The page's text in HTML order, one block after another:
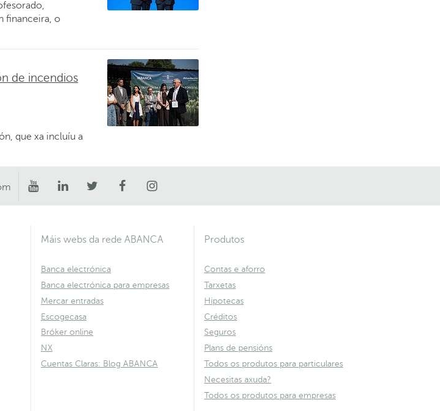
financeira, o
de incendios
que xa incluíu a
Máis webs da rede ABANCA
Banca electrónica
Banca electrónica para empresas
Mercar entradas
Escogecasa
Bróker online
NX
Cuentas Claras: Blog ABANCA
Produtos
Contas e aforro
Tarxetas
Hipotecas
Créditos
Seguros
Plans de pensións
Todos os produtos para particulares
Necesitas axuda?
Todos os produtos para empresas